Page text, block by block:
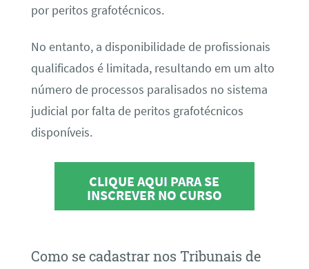
por peritos grafotécnicos.
No entanto, a disponibilidade de profissionais
qualificados é limitada, resultando em um alto
número de processos paralisados no sistema
judicial por falta de peritos grafotécnicos
disponíveis.
CLIQUE AQUI PARA SE
INSCREVER NO CURSO
Como se cadastrar nos Tribunais de